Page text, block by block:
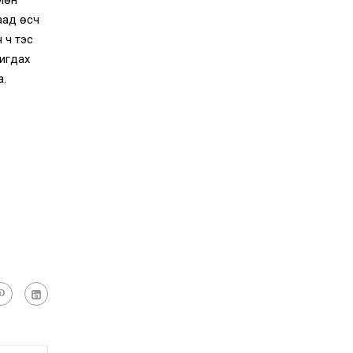
өсч
ч тэс